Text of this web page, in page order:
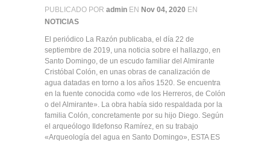
PUBLICADO POR admin EN Nov 04, 2020 EN
NOTICIAS
El periódico La Razón publicaba, el día 22 de
septiembre de 2019, una noticia sobre el hallazgo, en
Santo Domingo, de un escudo familiar del Almirante
Cristóbal Colón, en unas obras de canalización de
agua datadas en torno a los años 1520. Se encuentra
en la fuente conocida como «de los Herreros, de Colón
o del Almirante». La obra había sido respaldada por la
familia Colón, concretamente por su hijo Diego. Según
el arqueólogo Ildefonso Ramírez, en su trabajo
«Arqueología del agua en Santo Domingo», ESTA ES